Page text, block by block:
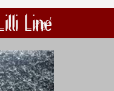
Line